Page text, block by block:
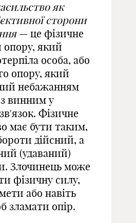
як
сторони
— це фізичне
опору, який
особа, або
опору, який
небажанням
винним у
Фізичне
має бути таким,
дійсний, а
(удаваний)
Злочинець може
фізичну силу,
або навіть
зламати опір.